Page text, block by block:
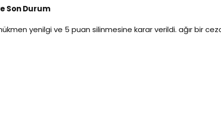
Son Durum
yenilgi ve 5 puan silinmesine karar verildi. ağır bir